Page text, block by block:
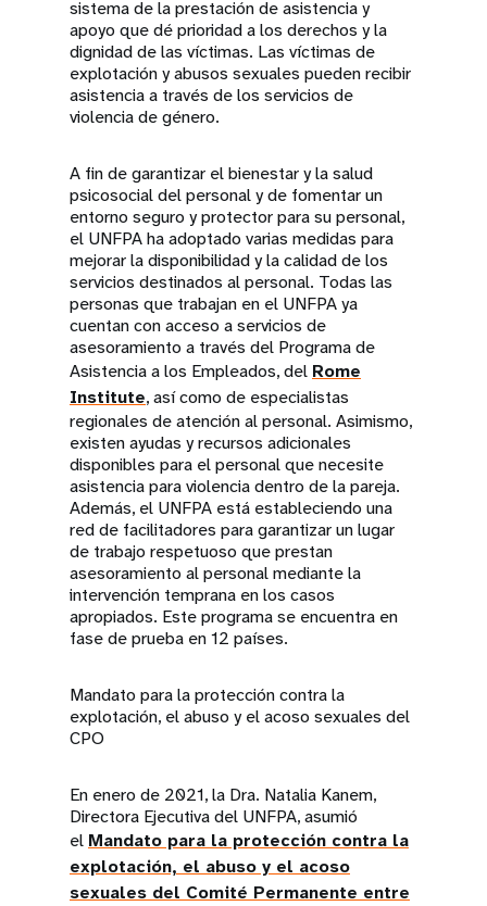
sistema de la prestación de asistencia y
apoyo que dé prioridad a los derechos y la
dignidad de las víctimas. Las víctimas de
explotación y abusos sexuales pueden recibir
asistencia a través de los servicios de
violencia de género.
A fin de garantizar el bienestar y la salud
psicosocial del personal y de fomentar un
entorno seguro y protector para su personal,
el UNFPA ha adoptado varias medidas para
mejorar la disponibilidad y la calidad de los
servicios destinados al personal. Todas las
personas que trabajan en el UNFPA ya
cuentan con acceso a servicios de
asesoramiento a través del Programa de
Asistencia a los Empleados, del Rome
Institute, así como de especialistas
regionales de atención al personal. Asimismo,
existen ayudas y recursos adicionales
disponibles para el personal que necesite
asistencia para violencia dentro de la pareja.
Además, el UNFPA está estableciendo una
red de facilitadores para garantizar un lugar
de trabajo respetuoso que prestan
asesoramiento al personal mediante la
intervención temprana en los casos
apropiados. Este programa se encuentra en
fase de prueba en 12 países.
Mandato para la protección contra la
explotación, el abuso y el acoso sexuales del
CPO
En enero de 2021, la Dra. Natalia Kanem,
Directora Ejecutiva del UNFPA, asumió
el Mandato para la protección contra la
explotación, el abuso y el acoso
sexuales del Comité Permanente entre